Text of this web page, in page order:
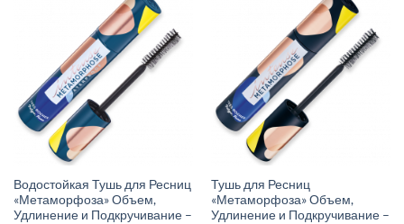
Водостойкая Тушь для Ресниц
«Метаморфоза» Объем,
Удлинение и Подкручивание –
Тушь для Ресниц
«Метаморфоза» Объем,
Удлинение и Подкручивание –